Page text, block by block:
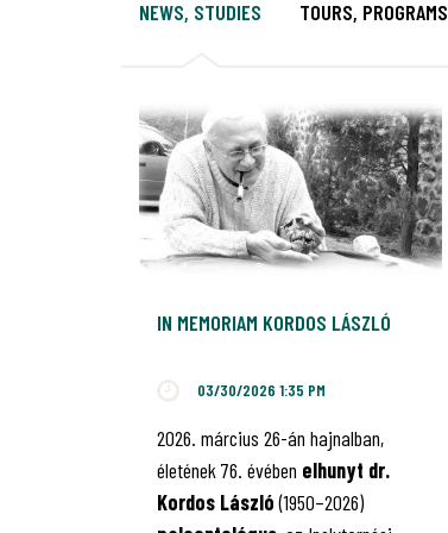
NEWS, STUDIES TOURS, PROGRAMS
IN MEMORIAM KORDOS LÁSZLÓ
03/30/2026 1:35 PM
2026. március 26-án hajnalban,
életének 76. évében elhunyt dr.
Kordos László(1950–2026)